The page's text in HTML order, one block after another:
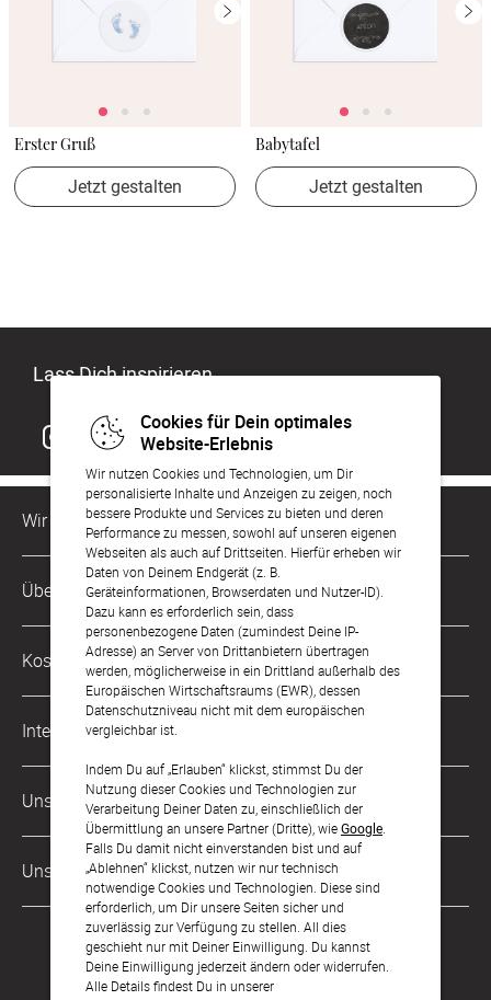
Cookies für Dein optimales
Website-Erlebnis
Wir nutzen Cookies und Technologien, um Dir
personalisierte Inhalte und Anzeigen zu zeigen, noch
bessere Produkte und Services zu bieten und deren
Performance zu messen, sowohl auf unseren eigenen
Webseiten als auch auf Drittseiten. Hierfür erheben wir
Daten von Deinem Endgerät (z. B.
Geräteinformationen, Browserdaten und Nutzer-ID).
Dazu kann es erforderlich sein, dass
personenbezogene Daten (zumindest Deine IP-
Adresse) an Server von Drittanbietern übertragen
werden, möglicherweise in ein Drittland außerhalb des
Europäischen Wirtschaftsraums (EWR), dessen
Datenschutzniveau nicht mit dem europäischen
vergleichbar ist.
Indem Du auf „Erlauben“ klickst, stimmst Du der
Nutzung dieser Cookies und Technologien zur
Verarbeitung Deiner Daten zu, einschließlich der
Übermittlung an unsere Partner (Dritte), wieGoogle
Falls Du damit nicht einverstanden bist und auf
„Ablehnen“ klickst, nutzen wir nur technisch
notwendige Cookies und Technologien. Diese sind
erforderlich, um Dir unsere Seiten sicher und
zuverlässig zur Verfügung zu stellen. All dies
geschieht nur mit Deiner Einwilligung. Du kannst
Deine Einwilligung jederzeit ändern oder widerrufen.
Alle Details findest Du in unserer
Erster Gruß
Jetzt gestalten
Babytafel
Jetzt gestalten
Lass Dich inspirieren
Wir sind für Dich da
Kundenservice-Hotline
0049 221 956 725 10
Mo. - Fr. von 9 bis 17 Uhr
kontakt@sendmoments.at
Über Uns
Philosophie
Karriere
Impressum
AGB & Widerrufsrecht
Zahlung & Versand
Datenschutz
Barrierefreiheitserklärung
LLM's
Kostenlose Services
Musterkarten
Digitale Gästelisten
FAQ & Hilfe
International
Deutschland
Schweiz
Frankreich
Unsere Zahlungsarten
Unsere Partner